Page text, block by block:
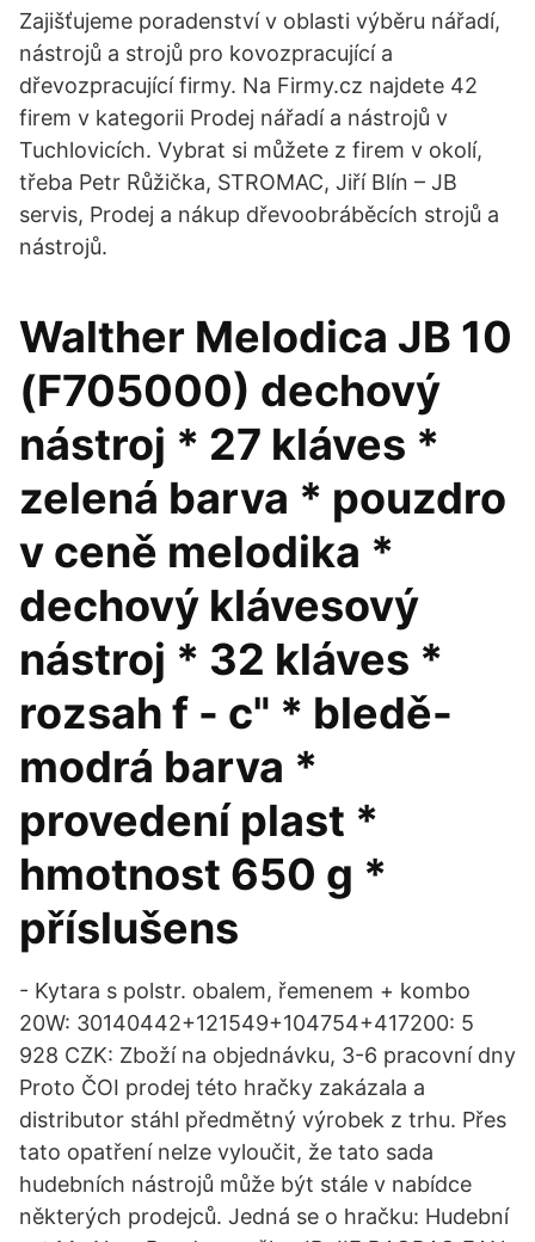
Zajišťujeme poradenství v oblasti výběru nářadí,
nástrojů a strojů pro kovozpracující a
dřevozpracující firmy. Na Firmy.cz najdete 42
firem v kategorii Prodej nářadí a nástrojů v
Tuchlovicích. Vybrat si můžete z firem v okolí,
třeba Petr Růžička, STROMAC, Jiří Blín – JB
servis, Prodej a nákup dřevoobráběcích strojů a
nástrojů.
Walther Melodica JB 10
(F705000) dechový
nástroj * 27 kláves *
zelená barva * pouzdro
v ceně melodika *
dechový klávesový
nástroj * 32 kláves *
rozsah f - c" * bledě-
modrá barva *
provedení plast *
hmotnost 650 g *
příslušens
- Kytara s polstr. obalem, řemenem + kombo
20W: 30140442+121549+104754+417200: 5
928 CZK: Zboží na objednávku, 3-6 pracovní dny
Proto ČOI prodej této hračky zakázala a
distributor stáhl předmětný výrobek z trhu. Přes
tato opatření nelze vyloučit, že tato sada
hudebních nástrojů může být stále v nabídce
některých prodejců. Jedná se o hračku: Hudební